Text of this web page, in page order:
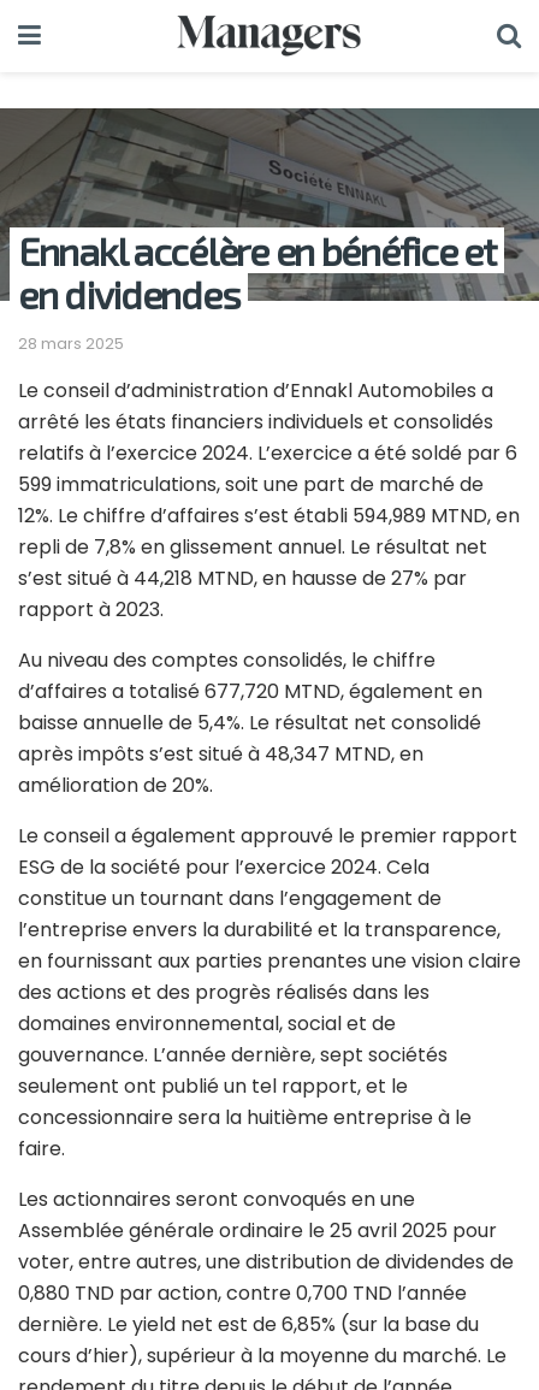
Ennakl accélère en bénéfice et
en dividendes
28 mars 2025
Le conseil d’administration d’Ennakl Automobiles a
arrêté les états financiers individuels et consolidés
relatifs à l’exercice 2024. L’exercice a été soldé par 6
599 immatriculations, soit une part de marché de
12%. Le chiffre d’affaires s’est établi 594,989 MTND, en
repli de 7,8% en glissement annuel. Le résultat net
s’est situé à 44,218 MTND, en hausse de 27% par
rapport à 2023.
Au niveau des comptes consolidés, le chiffre
d’affaires a totalisé 677,720 MTND, également en
baisse annuelle de 5,4%. Le résultat net consolidé
après impôts s’est situé à 48,347 MTND, en
amélioration de 20%.
Le conseil a également approuvé le premier rapport
ESG de la société pour l’exercice 2024. Cela
constitue un tournant dans l’engagement de
l’entreprise envers la durabilité et la transparence,
en fournissant aux parties prenantes une vision claire
des actions et des progrès réalisés dans les
domaines environnemental, social et de
gouvernance. L’année dernière, sept sociétés
seulement ont publié un tel rapport, et le
concessionnaire sera la huitième entreprise à le
faire.
Les actionnaires seront convoqués en une
Assemblée générale ordinaire le 25 avril 2025 pour
voter, entre autres, une distribution de dividendes de
0,880 TND par action, contre 0,700 TND l’année
dernière. Le yield net est de 6,85% (sur la base du
cours d’hier), supérieur à la moyenne du marché. Le